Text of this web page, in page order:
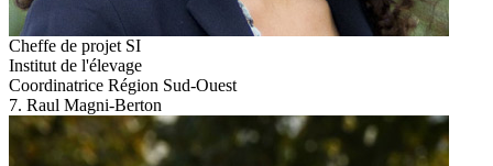
Cheffe de projet SI
Institut de l'élevage
Coordinatrice Région Sud-Ouest
7. Raul Magni-Berton